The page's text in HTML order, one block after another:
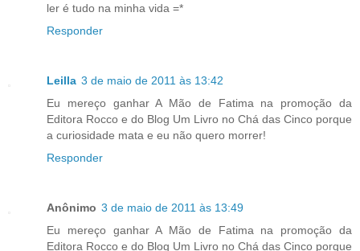
ler é tudo na minha vida =*
Responder
Leilla 3 de maio de 2011 às 13:42
Eu mereço ganhar A Mão de Fatima na promoção da
Editora Rocco e do Blog Um Livro no Chá das Cinco porque
a curiosidade mata e eu não quero morrer!
Responder
Anônimo 3 de maio de 2011 às 13:49
Eu mereço ganhar A Mão de Fatima na promoção da
Editora Rocco e do Blog Um Livro no Chá das Cinco porque